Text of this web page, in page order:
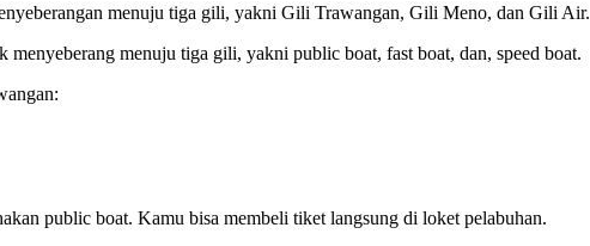
menuju tiga gili, yakni Gili Trawangan, Gili Meno, dan Gili Air.
menuju tiga gili, yakni public boat, fast boat, dan, speed boat.
public boat. Kamu bisa membeli tiket langsung di loket pelabuhan.